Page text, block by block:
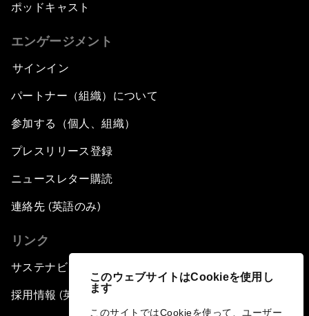
このウェブサイトはCookieを使用し
ます
このサイトではCookieを使って、ユーザー
ポッドキャスト
エンゲージメント
サインイン
パートナー（組織）について
参加する（個人、組織）
プレスリリース登録
ニュースレター購読
連絡先 (英語のみ)
リンク
サステナビリティへの取り組み
採用情報 (英語のみ)